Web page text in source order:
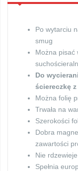
Po wytarciu
smug
Można pisać
Do
ściereczkę
Można folię
Trwała na
Szerokości
Dobra
zawartości
Nie
Spełnia